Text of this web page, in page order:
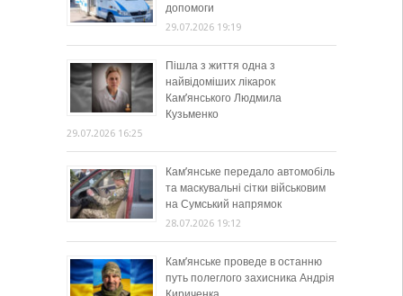
допомоги
29.07.2026 19:19
Пішла з життя одна з
найвідоміших лікарок
Кам’янського Людмила
Кузьменко
29.07.2026 16:25
Кам’янське передало автомобіль
та маскувальні сітки військовим
на Сумський напрямок
28.07.2026 19:12
Кам’янське проведе в останню
путь полеглого захисника Андрія